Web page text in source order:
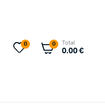
0 0 Total
0.00€